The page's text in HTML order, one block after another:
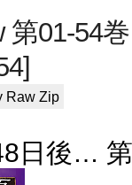
01-54
Raw Zip
日後…